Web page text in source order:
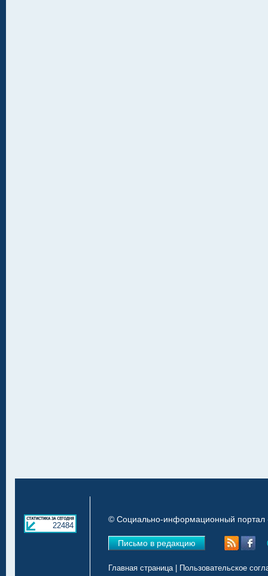
22484
© Социально-информационный портал
Письмо в редакцию
Главная страница| Пользовательское